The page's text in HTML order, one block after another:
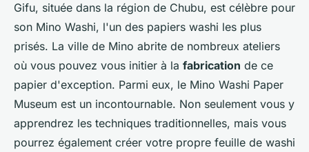
Gifu, située dans la région de Chubu, est célèbre pour
son Mino Washi, l'un des papiers washi les plus
prisés. La ville de Mino abrite de nombreux ateliers
où vous pouvez vous initier à la fabrication de ce
papier d'exception. Parmi eux, le Mino Washi Paper
Museum est un incontournable. Non seulement vous y
apprendrez les techniques traditionnelles, mais vous
pourrez également créer votre propre feuille de washi